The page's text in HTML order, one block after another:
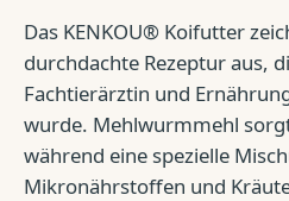
Das KENKOU® Koifutter
durchdachte Rezeptur aus,
Fachtierärztin und
wurde. Mehlwurmmehl
während eine spezielle
Mikronährstoffen und